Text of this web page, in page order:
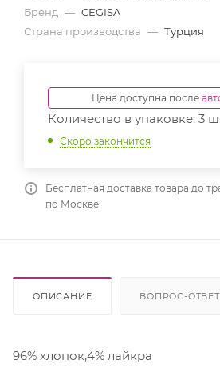
Бренд — CEGISA
Страна производства — Турция
Цена доступна после
Количество в упаковке: 3
Скоро закончится
Бесплатная доставка товара до
по Москве
ОПИСАНИЕ ВОПРОС-ОТВЕТ
96% хлопок,4% лайкра